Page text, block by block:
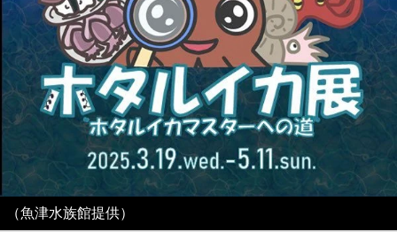
（魚津水族館提供）